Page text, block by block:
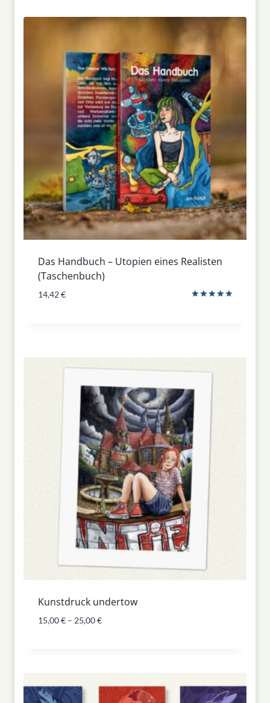
Das Handbuch – Utopien eines Realisten
(Taschenbuch)
14,42€
Kunstdruck undertow
15,00€ – 25,00€